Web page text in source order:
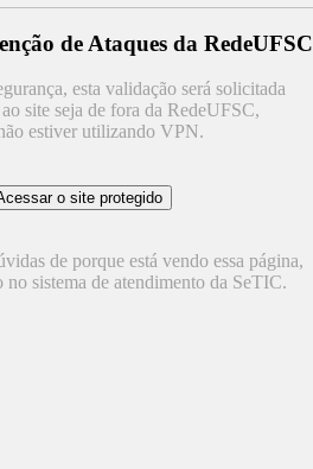
de Ataques da RedeUFSC
esta validação será solicitada
ao site seja de fora da RedeUFSC,
estiver utilizando VPN.
de porque está vendo essa página,
no sistema de atendimento da SeTIC.